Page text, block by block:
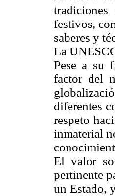
festivos,
saberes y
La
Pese a su
factor del
diferentes
respeto
inmaterial
El valor
pertinente
un Estado,